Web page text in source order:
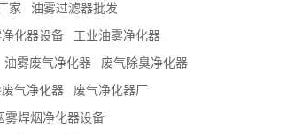
家
油雾过滤器批发
化器设备
工业油雾净化器
油雾废气净化器
废气除臭净化器
气净化器
废气净化器厂
雾焊烟净化器设备